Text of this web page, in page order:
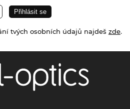
tvých osobních údajů najdeš zde.